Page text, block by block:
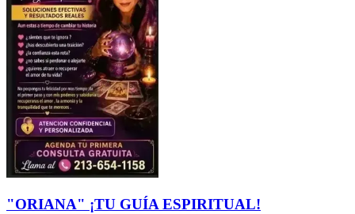
"ORIANA" ¡TU GUÍA ESPIRITUAL!